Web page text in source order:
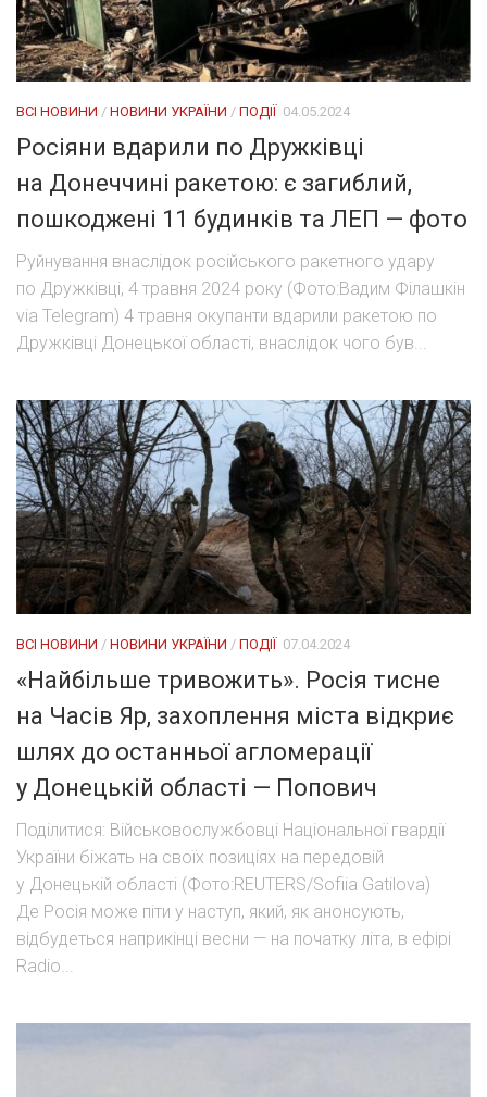
ВСІ НОВИНИ / НОВИНИ УКРАЇНИ / ПОДІЇ 04.05.2024
Росіяни вдарили по Дружківці
на Донеччині ракетою: є загиблий,
пошкоджені 11 будинків та ЛЕП — фото
Руйнування внаслідок російського ракетного удару
по Дружківці, 4 травня 2024 року (Фото:Вадим Філашкін
via Telegram) 4 травня окупанти вдарили ракетою по
Дружківці Донецької області, внаслідок чого був...
ВСІ НОВИНИ / НОВИНИ УКРАЇНИ / ПОДІЇ 07.04.2024
«Найбільше тривожить». Росія тисне
на Часів Яр, захоплення міста відкриє
шлях до останньої агломерації
у Донецькій області — Попович
Поділитися: Військовослужбовці Національної гвардії
України біжать на своїх позиціях на передовій
у Донецькій області (Фото:REUTERS/Sofiia Gatilova)
Де Росія може піти у наступ, який, як анонсують,
відбудеться наприкінці весни — на початку літа, в ефірі
Radio...